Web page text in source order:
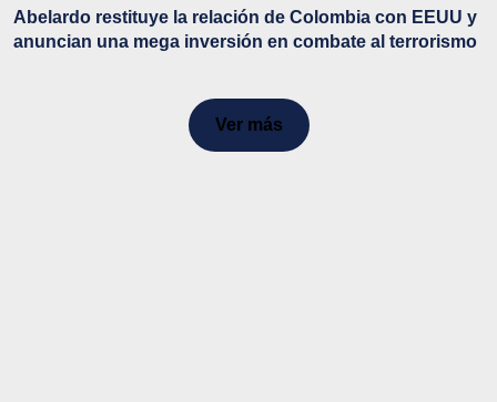
Abelardo restituye la relación de Colombia con EEUU y
anuncian una mega inversión en combate al terrorismo
Ver más